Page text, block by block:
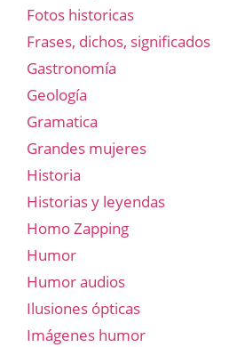
Fotos historicas
Frases, dichos, significados
Gastronomía
Geología
Gramatica
Grandes mujeres
Historia
Historias y leyendas
Homo Zapping
Humor
Humor audios
Ilusiones ópticas
Imágenes humor